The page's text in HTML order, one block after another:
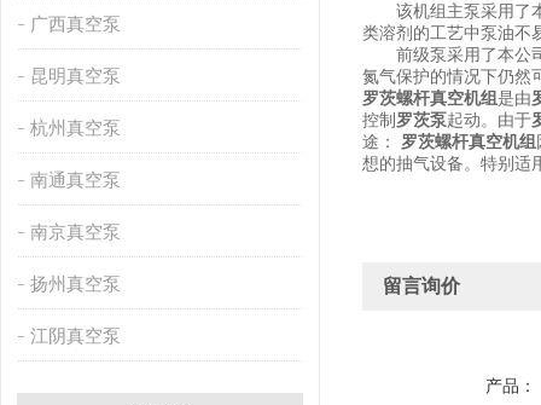
广西真空泵
昆明真空泵
杭州真空泵
南通真空泵
南京真空泵
扬州真空泵
江阴真空泵
该机组主泵采用了
类溶剂的工艺中泵油不
前级泵采用了本公
氮气保护的情况下仍然
罗茨螺杆真空机组是由
控制 罗茨泵起动。由于
途： 罗茨螺杆真空机组
想的抽气设备。特别适
留言询价
产品：